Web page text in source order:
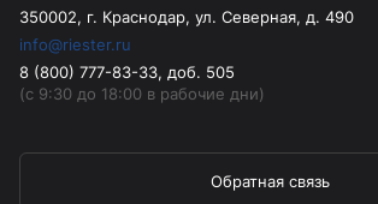
350002, г. Краснодар, ул. Северная, д. 490
info@riester.ru
8 (800) 777-83-33, доб. 505
(с 9:30 до 18:00 в рабочие дни)
Обратная связь